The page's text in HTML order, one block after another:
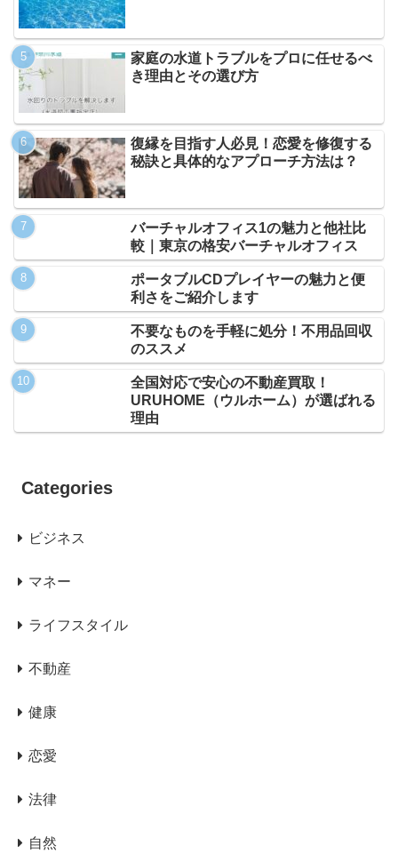
家庭の水道トラブルをプロに任せるべ
き理由とその選び方
復縁を目指す人必見！恋愛を修復する
秘訣と具体的なアプローチ方法は？
バーチャルオフィス1の魅力と他社比
較｜東京の格安バーチャルオフィス
ポータブルCDプレイヤーの魅力と便
利さをご紹介します
不要なものを手軽に処分！不用品回収
のススメ
全国対応で安心の不動産買取！
URUHOME（ウルホーム）が選ばれる
理由
Categories
ビジネス
マネー
ライフスタイル
不動産
健康
恋愛
法律
自然